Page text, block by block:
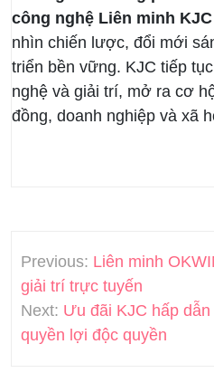
công nghệ Liên minh KJC
nhìn chiến lược, đổi mới
triển bền vững. KJC tiếp
nghệ và giải trí, mở ra cơ
đồng, doanh nghiệp và xã
navigation
Previous: Liên minh
giải trí trực tuyến
Next: Ưu đãi KJC hấp
quyền lợi độc quyền